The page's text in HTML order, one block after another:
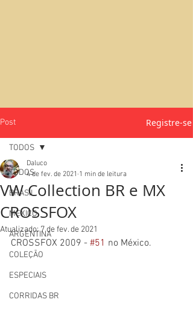
Post Registre-se
TODOS
BRASIL
MEXICO
ARGENTINA
COLEÇÃO
ESPECIAIS
CORRIDAS BR
TODOS
VW Collection BR e MX
CROSSFOX
Daluco
4 de fev. de 2021 1 min de leitura
Atualizado:7 de fev. de 2021
CROSSFOX 2009 - #51 no México.